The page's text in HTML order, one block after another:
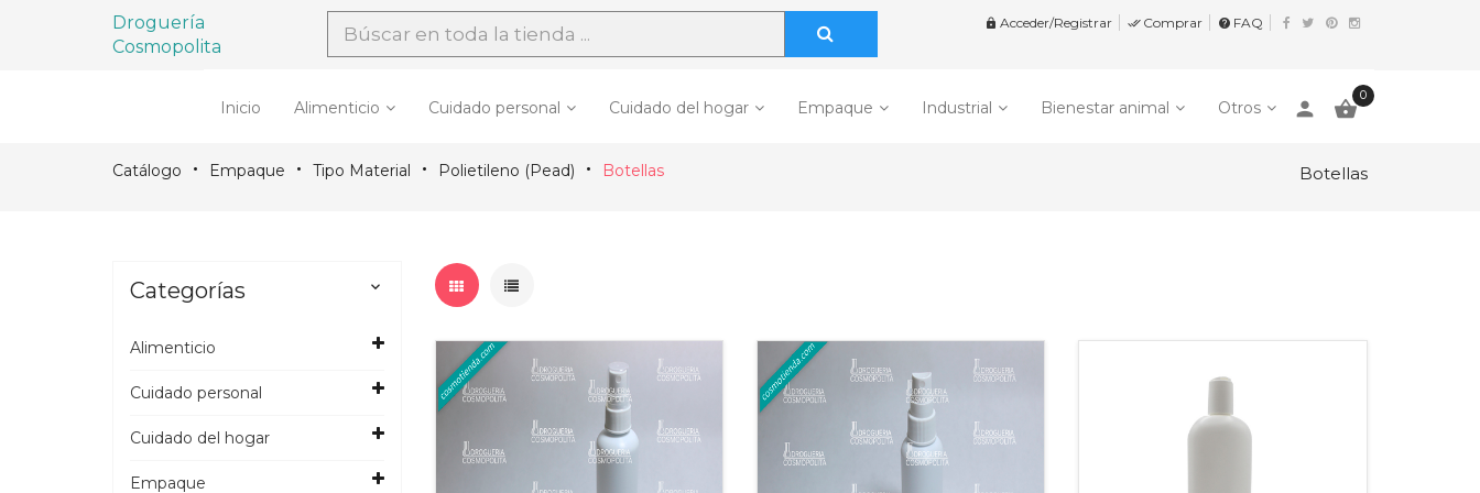
Droguería
Cosmopolita
 Acceder/Registrar  Comprar help FAQ
Inicio Alimenticio Cuidado personal Cuidado del hogar Empaque Industrial Bienestar animal Otros person 
0
Catálogo Empaque Tipo Material Polietileno (Pead) Botellas Botellas
Categorías 
Alimenticio
Cuidado personal
Cuidado del hogar
Empaque